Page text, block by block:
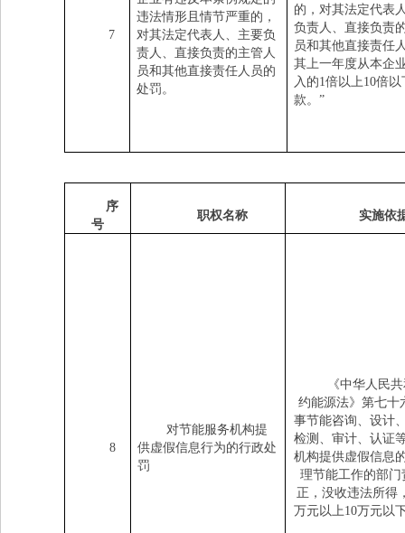
7
违法情形且情节严重的，
对其法定代表人、主要负
责人、直接负责的主管人
员和其他直接责任人员的
处罚。
的，对其法定代表
负责人、直接负责
员和其他直接责任
其上一年度从本企
入的1倍以上10倍以
款。 ”
序
号
职权名称 实施依
8
对节能服务机构提
供虚假信息行为的行政处
罚
《中华人民
约能源法》第七十
事节能咨询、设计
检测、审计、认证
机构提供虚假信息
理节能工作的部门
正，没收违法所得
万元以上10万元以